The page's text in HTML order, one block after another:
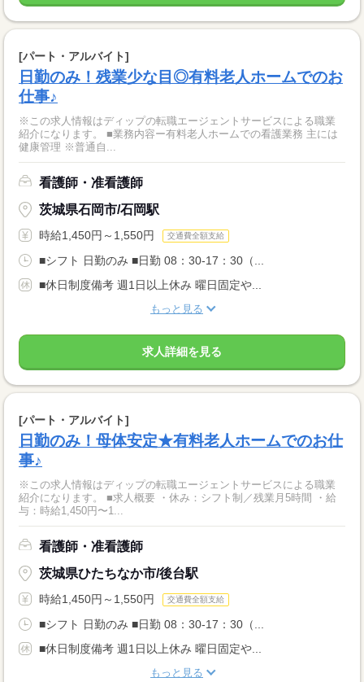
[パート・アルバイト]
日勤のみ！残業少な目◎有料老人ホームでのお
仕事♪
※この求人情報はディップの転職エージェントサービスによる職業
紹介になります。 ■業務内容ー有料老人ホームでの看護業務 主には
健康管理 ※普通自...
看護師・准看護師
茨城県石岡市/石岡駅
時給1,450円～1,550円 交通費全額支給
■シフト 日勤のみ ■日勤 08：30-17：30（...
■休日制度備考 週1日以上休み 曜日固定や...
もっと見る
求人詳細を見る
[パート・アルバイト]
日勤のみ！母体安定★有料老人ホームでのお仕
事♪
※この求人情報はディップの転職エージェントサービスによる職業
紹介になります。 ■求人概要 ・休み：シフト制／残業月5時間 ・給
与：時給1,450円〜1...
看護師・准看護師
茨城県ひたちなか市/後台駅
時給1,450円～1,550円 交通費全額支給
■シフト 日勤のみ ■日勤 08：30-17：30（...
■休日制度備考 週1日以上休み 曜日固定や...
もっと見る